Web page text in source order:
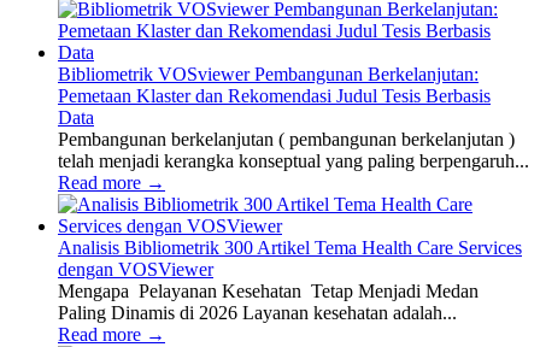
Bibliometrik VOSviewer Pembangunan Berkelanjutan:
Pemetaan Klaster dan Rekomendasi Judul Tesis Berbasis
Data
Pembangunan berkelanjutan ( pembangunan berkelanjutan )
telah menjadi kerangka konseptual yang paling berpengaruh...
Read more →
Analisis Bibliometrik 300 Artikel Tema Health Care Services
dengan VOSViewer
Mengapa Pelayanan Kesehatan Tetap Menjadi Medan
Paling Dinamis di 2026 Layanan kesehatan adalah...
Read more →